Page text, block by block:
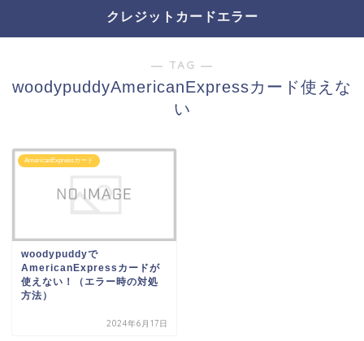
クレジットカードエラー
― TAG ―
woodypuddyAmericanExpressカード使えな
い
AmericanExpressカード
woodypuddyで
AmericanExpressカードが
使えない！（エラー時の対処
方法）
2024年6月17日